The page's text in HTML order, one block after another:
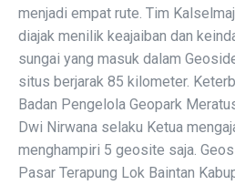
menjadi empat rute. Tim
diajak menilik keajaiban dan
sungai yang masuk dalam
situs berjarak 85 kilometer.
Badan Pengelola Geopark
Dwi Nirwana selaku Ketua
menghampiri 5 geosite saja.
Pasar Terapung Lok Baintan